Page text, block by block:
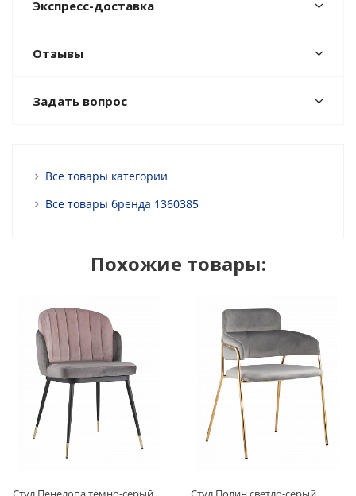
Экспресс-доставка
Отзывы
Задать вопрос
Все товары категории
Все товары бренда 1360385
Похожие товары: